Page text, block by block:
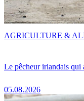
Le pêcheur irlandais qui
05.08.2026
AGRICULTURE &